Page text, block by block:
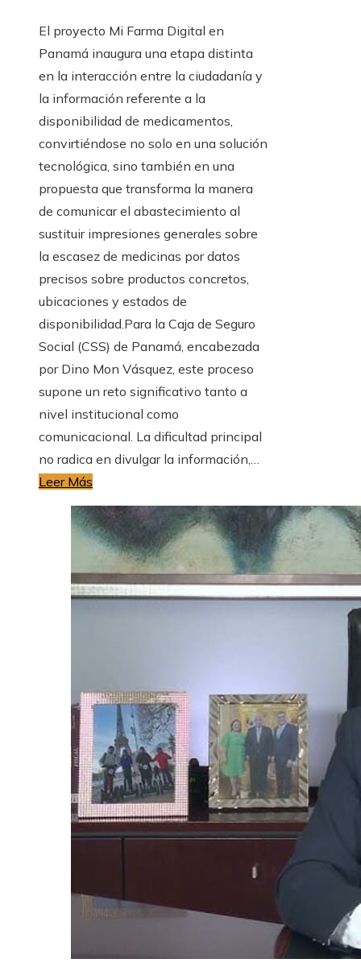
El proyecto Mi Farma Digital en
Panamá inaugura una etapa distinta
en la interacción entre la ciudadanía y
la información referente a la
disponibilidad de medicamentos,
convirtiéndose no solo en una solución
tecnológica, sino también en una
propuesta que transforma la manera
de comunicar el abastecimiento al
sustituir impresiones generales sobre
la escasez de medicinas por datos
precisos sobre productos concretos,
ubicaciones y estados de
disponibilidad.Para la Caja de Seguro
Social (CSS) de Panamá, encabezada
por Dino Mon Vásquez, este proceso
supone un reto significativo tanto a
nivel institucional como
comunicacional. La dificultad principal
no radica en divulgar la información,…
Leer Más